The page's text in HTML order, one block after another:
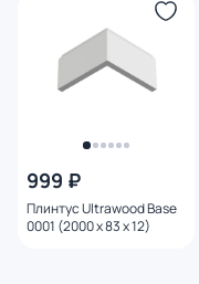
999 ₽
Плинтус Ultrawood Base
0001 (2000 x 83 x 12)